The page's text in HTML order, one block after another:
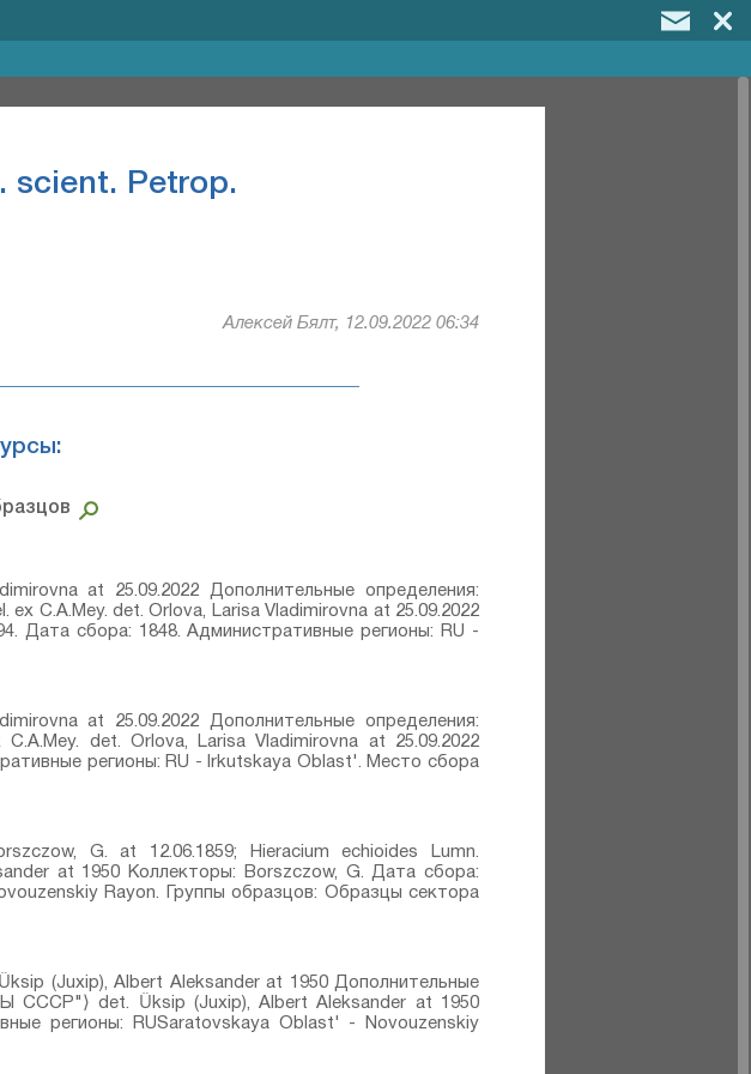
scient. Petrop.
Алексей Бялт, 12.09.2022 06:34
at 25.09.2022 Дополнительные определения:
C.A.Mey.⁣ det. Orlova, Larisa Vladimirovna at 25.09.2022
Дата сбора: 1848. Административные регионы: RU -
at 25.09.2022 Дополнительные определения:
det. Orlova, Larisa Vladimirovna at 25.09.2022
регионы: RU - Irkutskaya Oblast'. Место сбора
G. at 12.06.1859; Hieracium echioides Lumn.⁣
at 1950 Коллекторы: Borszczow, G. Дата сбора:
Rayon. Группы образцов: Образцы сектора
(Juxip), Albert Aleksander at 1950 Дополнительные
СССР"⟩ det. Üksip (Juxip), Albert Aleksander at 1950
регионы: RUSaratovskaya Oblast' - Novouzenskiy